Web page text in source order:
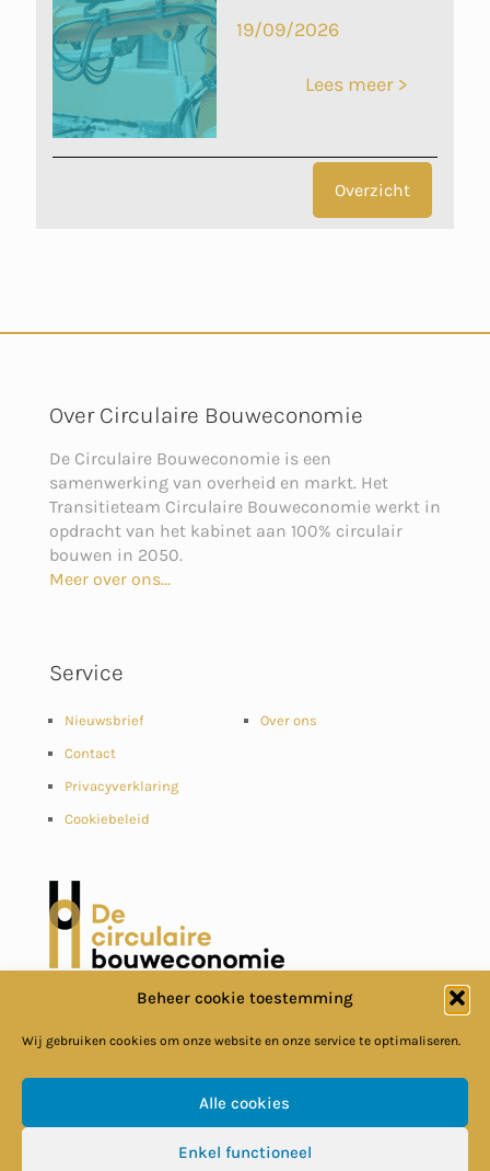
Beheer cookie toestemming
Wij gebruiken cookies om onze website en onze service te optimaliseren.
Alle cookies
Enkel functioneel
19/09/2026
Lees meer >
Overzicht
Over Circulaire Bouweconomie
De Circulaire Bouweconomie is een
samenwerking van overheid en markt. Het
Transitieteam Circulaire Bouweconomie werkt in
opdracht van het kabinet aan 100% circulair
bouwen in 2050.
Meer over ons...
Service
Nieuwsbrief
Contact
Privacyverklaring
Cookiebeleid
Over ons
© Circulaire Bouweconomie